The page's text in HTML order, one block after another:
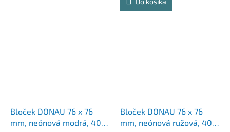
Bloček DONAU 76 x 76
mm, neónová modrá, 400
Bloček DONAU 76 x 76
mm, neónová ružová, 400